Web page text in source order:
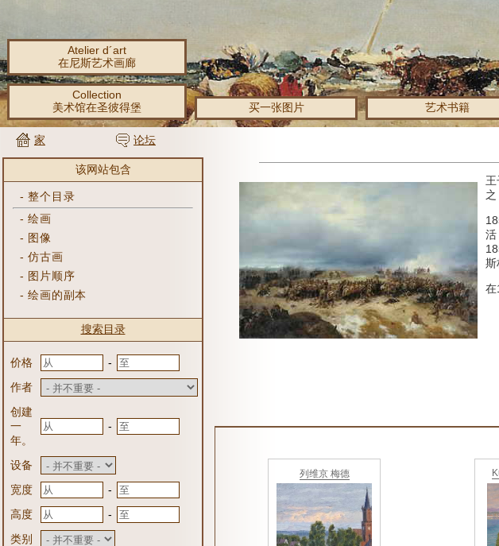
Atelier d´art
在尼斯艺术画廊
Collection
美术馆在圣彼得堡
买一张图片 艺术书籍
家 论坛
该网站包含
-整个目录
-绘画
- 图像
-仿古画
- 图片顺序
-绘画的副本
搜索目录
价格
-
作者
创建
一
年。
-
设备
宽度
-
高度
-
类别
斯
在
列维京 梅德